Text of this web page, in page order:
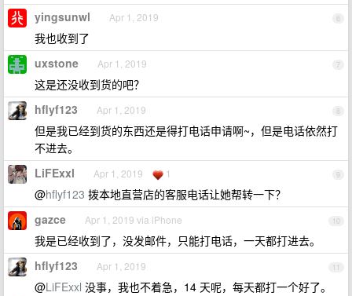
6
yingsunwl Apr 1, 2019
我也收到了
7
uxstone Apr 1, 2019
这是还没收到货的吧？
8
hflyf123 Apr 1, 2019
但是我已经到货的东西还是得打电话申请啊~，但是电话依然打
不进去。
9
LiFExxl Apr 1, 2019 1
@hflyf123 拨本地直营店的客服电话让她帮转一下？
10
gazce Apr 1, 2019 via iPhone
我是已经收到了，没发邮件，只能打电话，一天都打进去。
11
hflyf123 Apr 1, 2019
@LiFExxl 没事，我也不着急，14 天呢，每天都打一个好了。